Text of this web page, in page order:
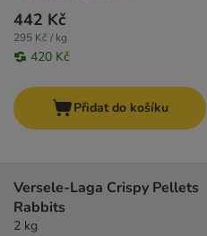
442 Kč
295 Kč / kg
420 Kč
Přidat do košíku
Versele-Laga Crispy Pellets
Rabbits
2 kg